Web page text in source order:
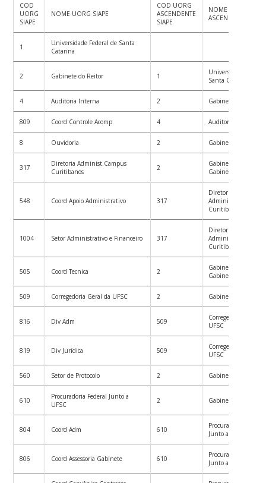
COD
UORG
SIAPE
NOME UORG SIAPE
COD UORG
ASCENDENTE
SIAPE
NOME UORG
ASCENDENTE SIAPE
1
Universidade Federal de Santa
Catarina
2 Gabinete do Reitor 1
Universidade
Santa Catarina
4 Auditoria Interna 2 Gabinete do Reitor
809 Coord Controle Acomp 4 Auditoria Interna
8 Ouvidoria 2 Gabinete do Reitor
317
Diretoria Administ.Campus
Curitibanos
2
Gabinete do Reitor
Gabinete do Reitor)
548 Coord Apoio Administrativo 317
Diretoria
Administ.Campus
Curitibanos
1004 Setor Administrativo e Financeiro 317
Diretoria
Administ.Campus
Curitibanos
505 Coord Tecnica 2
Gabinete do Reitor
Gabinete do Reitor)
509 Corregedoria Geral da UFSC 2 Gabinete do Reitor
816 Div Adm 509
Corregedoria Geral
UFSC
819 Div Jurídica 509
Corregedoria Geral
UFSC
560 Setor de Protocolo 2 Gabinete do Reitor
610
Procuradoria Federal Junto a
UFSC
2 Gabinete do Reitor
804 Coord Adm 610
Procuradoria Federal
Junto a UFSC
806 Coord Assessoria Gabinete 610
Procuradoria Federal
Junto a UFSC